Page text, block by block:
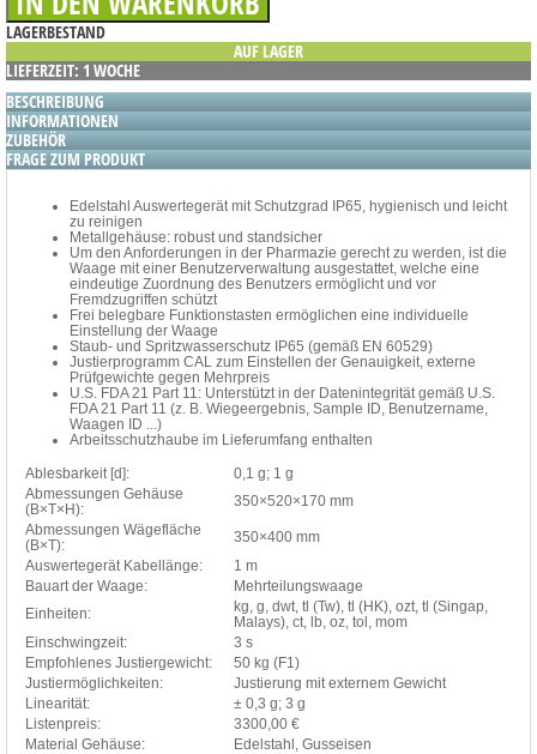
LAGERBESTAND
AUF LAGER
LIEFERZEIT: 1 WOCHE
BESCHREIBUNG
INFORMATIONEN
ZUBEHÖR
FRAGE ZUM PRODUKT
Edelstahl Auswertegerät mit Schutzgrad IP65, hygienisch und leicht
zu reinigen
Metallgehäuse: robust und standsicher
Um den Anforderungen in der Pharmazie gerecht zu werden, ist die
Waage mit einer Benutzerverwaltung ausgestattet, welche eine
eindeutige Zuordnung des Benutzers ermöglicht und vor
Fremdzugriffen schützt
Frei belegbare Funktionstasten ermöglichen eine individuelle
Einstellung der Waage
Staub- und Spritzwasserschutz IP65 (gemäß EN 60529)
Justierprogramm CAL zum Einstellen der Genauigkeit, externe
Prüfgewichte gegen Mehrpreis
U.S. FDA 21 Part 11: Unterstützt in der Datenintegrität gemäß U.S.
FDA 21 Part 11 (z. B. Wiegeergebnis, Sample ID, Benutzername,
Waagen ID ...)
Arbeitsschutzhaube im Lieferumfang enthalten
Ablesbarkeit [d]:
0,1 g; 1 g
Abmessungen Gehäuse
(B×T×H):
350×520×170 mm
Abmessungen Wägefläche
(B×T):
350×400 mm
Auswertegerät Kabellänge:
1 m
Bauart der Waage:
Mehrteilungswaage
Einheiten:
kg, g, dwt, tl (Tw), tl (HK), ozt, tl (Singap,
Malays), ct, lb, oz, tol, mom
Einschwingzeit:
3 s
Empfohlenes Justiergewicht:
50 kg (F1)
Justiermöglichkeiten:
Justierung mit externem Gewicht
Linearität:
± 0,3 g; 3 g
Listenpreis:
3300,00 €
Material Gehäuse:
Edelstahl, Gusseisen